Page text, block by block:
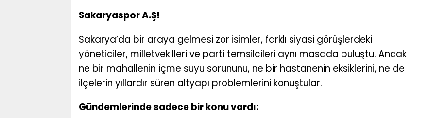
Sakaryaspor A.Ş!
Sakarya’da bir araya gelmesi zor isimler, farklı siyasi görüşlerdeki
yöneticiler, milletvekilleri ve parti temsilcileri aynı masada buluştu. Ancak
ne bir mahallenin içme suyu sorununu, ne bir hastanenin eksiklerini, ne de
ilçelerin yıllardır süren altyapı problemlerini konuştular.
Gündemlerinde sadece bir konu vardı: